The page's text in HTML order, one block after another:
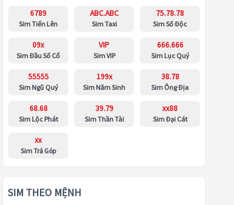
6789
Sim Tiến Lên
ABC.ABC
Sim Taxi
75.78.78
Sim Số Độc
09x
Sim Đầu Số Cổ
VIP
Sim VIP
666.666
Sim Lục Quý
55555
Sim Ngũ Quý
199x
Sim Năm Sinh
38.78
Sim Ông Địa
68.68
Sim Lộc Phát
39.79
Sim Thần Tài
xx88
Sim Đại Cát
xx
Sim Trả Góp
SIM THEO MỆNH